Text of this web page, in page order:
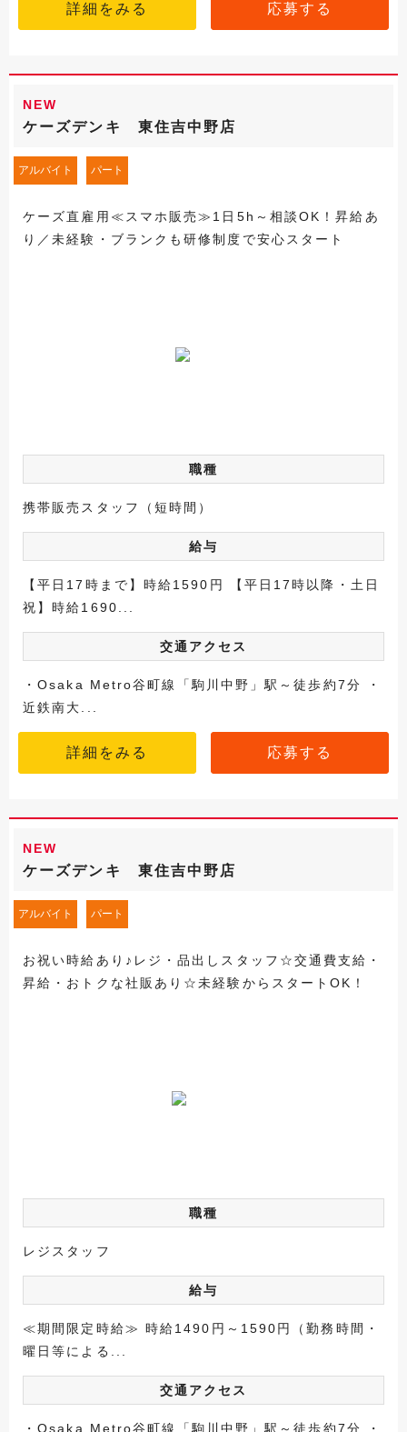
詳細をみる 応募する
NEW
ケーズデンキ 東住吉中野店
アルバイト パート
ケーズ直雇用≪スマホ販売≫1日5h～相談OK！昇給あ
り／未経験・ブランクも研修制度で安心スタート
職種
携帯販売スタッフ（短時間）
給与
【平日17時まで】時給1590円 【平日17時以降・土日
祝】時給1690...
交通アクセス
・Osaka Metro谷町線「駒川中野」駅～徒歩約7分 ・
近鉄南大...
詳細をみる 応募する
NEW
ケーズデンキ 東住吉中野店
アルバイト パート
お祝い時給あり♪レジ・品出しスタッフ☆交通費支給・
昇給・おトクな社販あり☆未経験からスタートOK！
職種
レジスタッフ
給与
≪期間限定時給≫ 時給1490円～1590円（勤務時間・
曜日等による...
交通アクセス
・Osaka Metro谷町線「駒川中野」駅～徒歩約7分 ・